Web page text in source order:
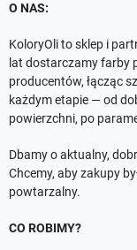
O NAS:
KoloryOli to sklep i
lat dostarczamy farby
producentów, łącząc
każdym etapie — od
powierzchni, po
Dbamy o aktualny,
Chcemy, aby zakupy
powtarzalny.
CO ROBIMY?